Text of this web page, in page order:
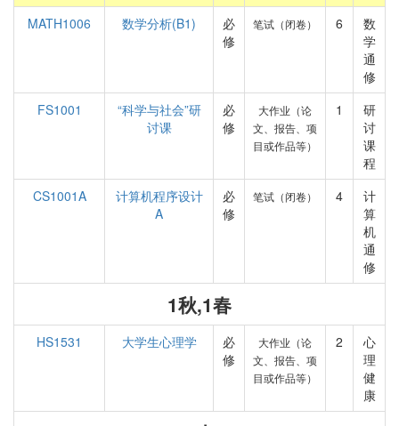
MATH1006
数学分析(B1)
必
修
笔试（闭卷） 6
数
学
通
修
FS1001
“科学与社会”研
讨课
必
修
大作业（论
文、报告、项
目或作品等）
1
研
讨
课
程
CS1001A
计算机程序设计
A
必
修
笔试（闭卷） 4
计
算
机
通
修
1秋,1春
HS1531 大学生心理学
必
修
大作业（论
文、报告、项
目或作品等）
2
心
理
健
康